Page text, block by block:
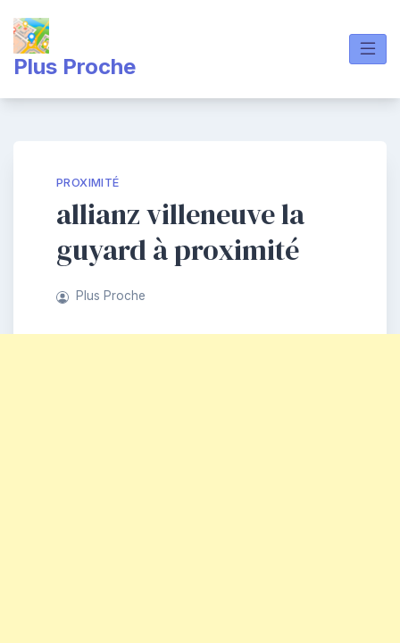
content
Plus Proche
PROXIMITÉ
allianz villeneuve la
guyard à proximité
Plus Proche